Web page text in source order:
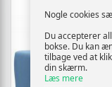
Nogle cookies
Du accepterer
bokse. Du kan
tilbage ved at
din skærm.
Læs mere